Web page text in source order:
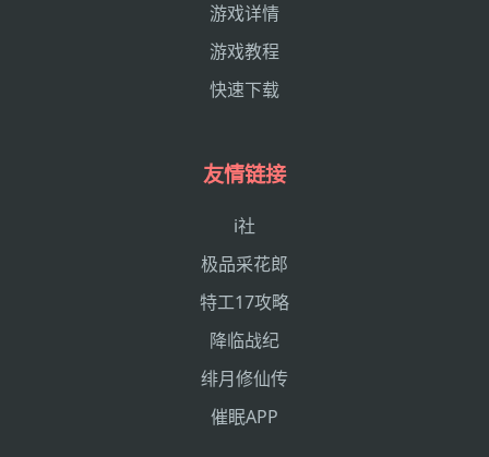
游戏详情
游戏教程
快速下载
友情链接
i社
极品采花郎
特工17攻略
降临战纪
绯月修仙传
催眠APP